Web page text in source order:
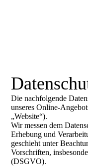
Die nachfolgende
unseres Online-
„Website“).
Wir messen dem
Erhebung und
geschieht unter
Vorschriften,
(DSGVO).